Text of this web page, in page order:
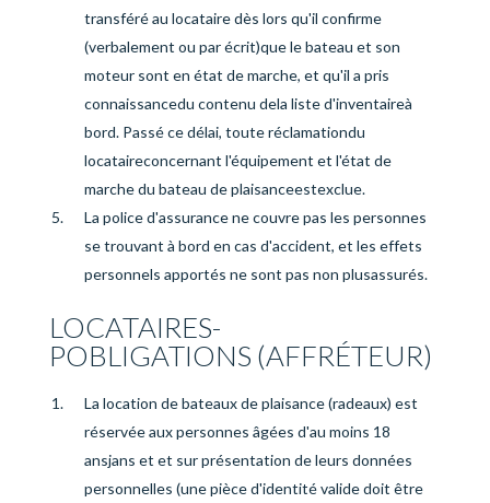
transféré au locataire dès lors qu'il confirme
(verbalement ou par écrit)que le bateau et son
moteur sont en état de marche, et qu'il a pris
connaissancedu contenu dela liste d'inventaireà
bord. Passé ce délai, toute réclamationdu
locataireconcernant l'équipement et l'état de
marche du bateau de plaisanceestexclue.
La police d'assurance ne couvre pas les personnes
se trouvant à bord en cas d'accident, et les effets
personnels apportés ne sont pas non plusassurés.
LOCATAIRES-
POBLIGATIONS (AFFRÉTEUR)
La location de bateaux de plaisance (radeaux) est
réservée aux personnes âgées d'au moins 18
ansjans et et sur présentation de leurs données
personnelles (une pièce d'identité valide doit être